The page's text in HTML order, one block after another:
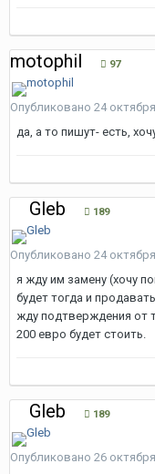
motophil 97
Опубликовано 24
да, а то пишут- есть,
Gleb 189
Опубликовано 24
я жду им замену (хочу
будет тогда и
жду подтверждения от
200 евро будет стоить.
Gleb 189
Опубликовано 26